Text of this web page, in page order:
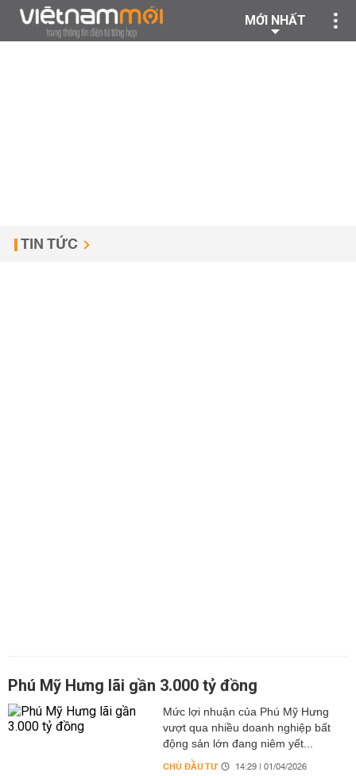
MỚI NHẤT
TIN TỨC
Phú Mỹ Hưng lãi gần 3.000 tỷ đồng
Mức lợi nhuận của Phú Mỹ Hưng
vượt qua nhiều doanh nghiệp bất
động sản lớn đang niêm yết...
CHỦ ĐẦU TƯ 14:29 | 01/04/2026